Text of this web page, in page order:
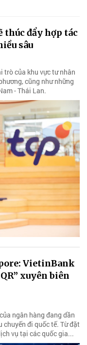
thúc đẩy hợp tác
sâu
trò của khu vực tư nhân
cũng như những
- Thái Lan.
VietinBank
xuyên biên
ngân hàng đang dần
đi quốc tế. Từ đặt
vụ tại các quốc gia...